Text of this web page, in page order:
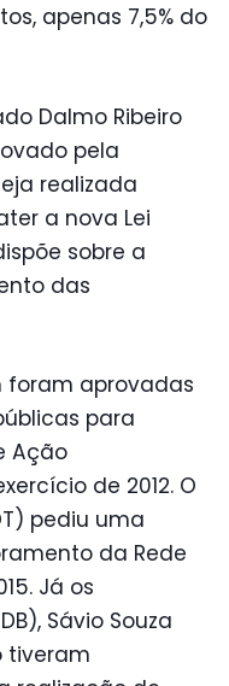
apenas 7,5% do
Dalmo Ribeiro
pela
realizada
a nova Lei
sobre a
das
foram aprovadas
para
Ação
de 2012. O
pediu uma
da Rede
Já os
Sávio Souza
tiveram